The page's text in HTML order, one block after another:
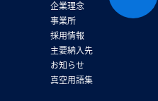
企業理念
事業所
採用情報
主要納入先
お知らせ
真空用語集